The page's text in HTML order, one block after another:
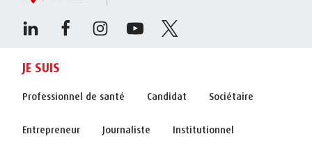
JE SUIS
Professionnel de santé Candidat Sociétaire
Entrepreneur Journaliste Institutionnel